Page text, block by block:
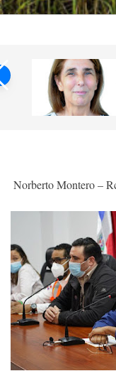
Norberto Montero –